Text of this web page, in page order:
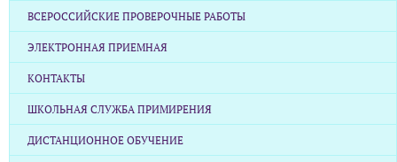
ВСЕРОССИЙСКИЕ ПРОВЕРОЧНЫЕ РАБОТЫ
ЭЛЕКТРОННАЯ ПРИЕМНАЯ
КОНТАКТЫ
ШКОЛЬНАЯ СЛУЖБА ПРИМИРЕНИЯ
ДИСТАНЦИОННОЕ ОБУЧЕНИЕ